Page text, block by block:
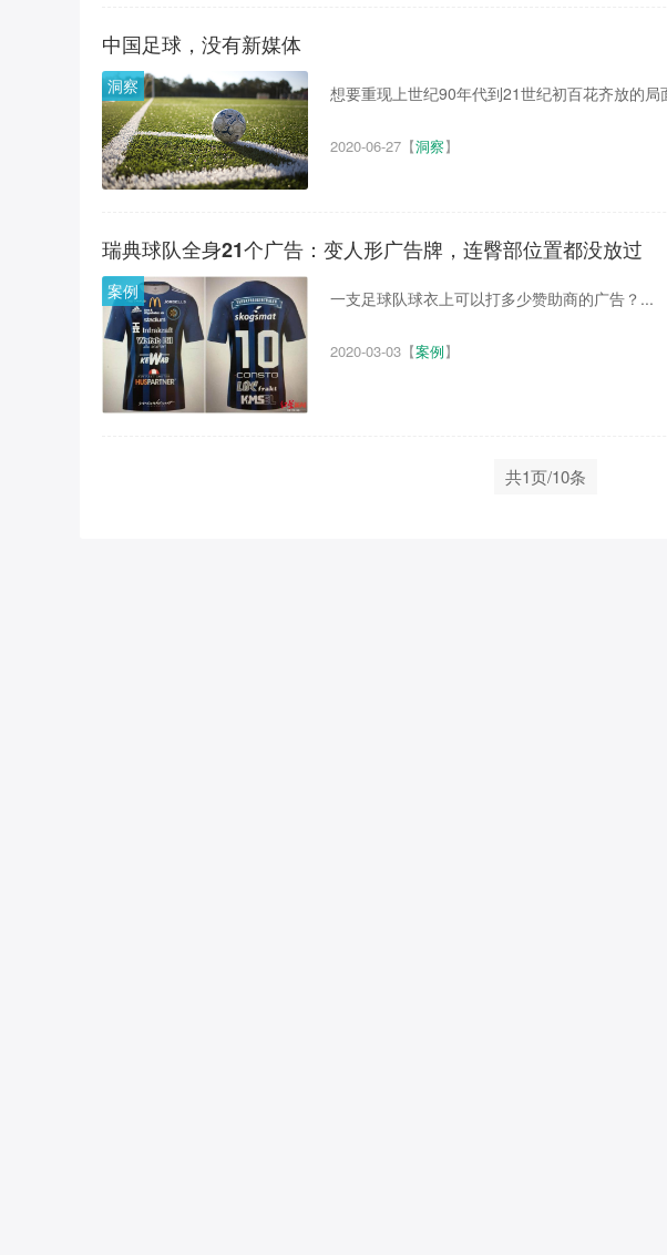
中国足球，没有新媒体
洞察 想要重现上世纪90年代到21世纪初百花齐放的
2020-06-27【洞察】
瑞典球队全身21个广告：变人形广告牌，连臀部位置都没放过
案例 一支足球队球衣上可以打多少赞助商的广告？...
2020-03-03【案例】
共1页/10条